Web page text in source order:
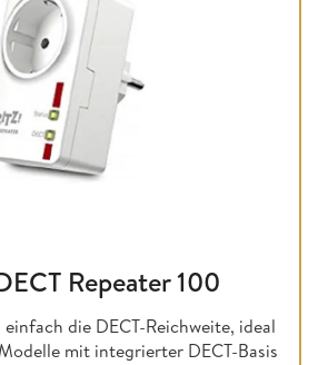
Repeater 100
die DECT-Reichweite, ideal
mit integrierter DECT-Basis